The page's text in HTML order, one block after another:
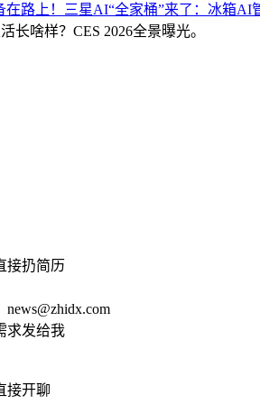
在路上！三星AI“全家桶”来了：冰箱AI
长啥样？CES 2026全景曝光。
接扔简历
求发给我
接开聊